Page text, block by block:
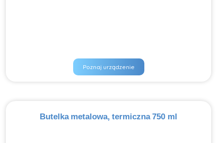
Poznaj urządzenie
Butelka metalowa, termiczna 750 ml